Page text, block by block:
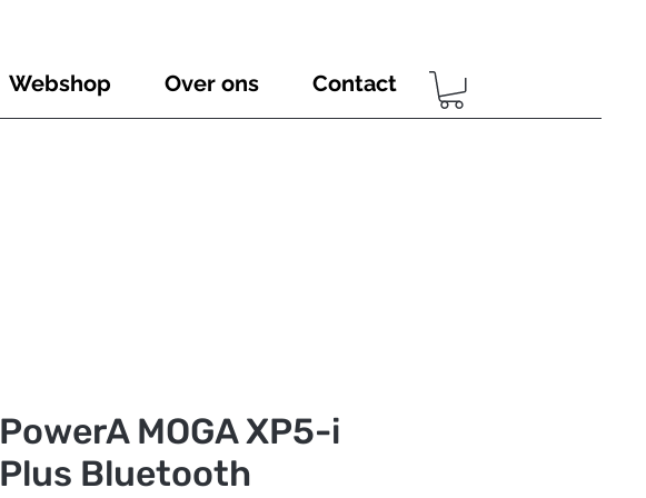
Webshop Over ons Contact
PowerA MOGA XP5-i
Plus Bluetooth